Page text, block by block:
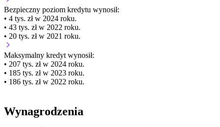
Bezpieczny poziom kredytu wynosił:
• 4 tys. zł w 2024 roku.
• 43 tys. zł w 2022 roku.
• 20 tys. zł w 2021 roku.
Maksymalny kredyt wynosił:
• 207 tys. zł w 2024 roku.
• 185 tys. zł w 2023 roku.
• 186 tys. zł w 2022 roku.
Wynagrodzenia